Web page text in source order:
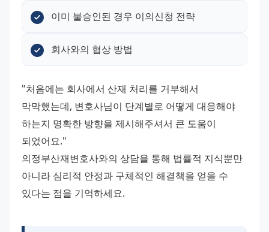
이미 불승인된 경우 이의신청 전략
회사와의 협상 방법
"처음에는 회사에서 산재 처리를 거부해서
막막했는데, 변호사님이 단계별로 어떻게 대응해야
하는지 명확한 방향을 제시해주셔서 큰 도움이
되었어요."
의정부산재변호사와의 상담을 통해 법률적 지식뿐만
아니라 심리적 안정과 구체적인 해결책을 얻을 수
있다는 점을 기억하세요.